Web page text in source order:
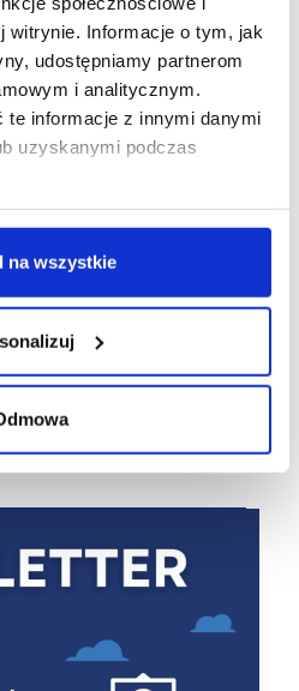
witrynie. Informacje o tym, jak
udostępniamy partnerom
i analitycznym.
te informacje z innymi danymi
uzyskanymi podczas
na wszystkie
lemoniady. Obok
Rodzice mogą spokojnie
a pociechy – bez reszty
Manufaktury, pomiędzy